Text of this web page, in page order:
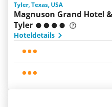
Tyler, Texas, USA
Magnuson Grand Hotel
Tyler
Hoteldetails